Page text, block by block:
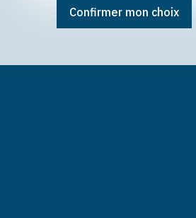
Confirmer mon choix